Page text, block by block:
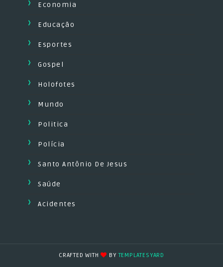
Economia
Educação
Esportes
Gospel
Holofotes
Mundo
Politica
Polícia
Santo Antônio De Jesus
Saúde
Acidentes
CRAFTED WITH BYTEMPLATESYARD